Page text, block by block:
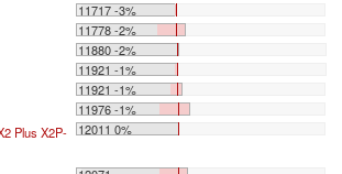
11717 -3%
11778 -2%
11880 -2%
11921 -1%
11921 -1%
11976 -1%
Plus X2P-
12011 0%